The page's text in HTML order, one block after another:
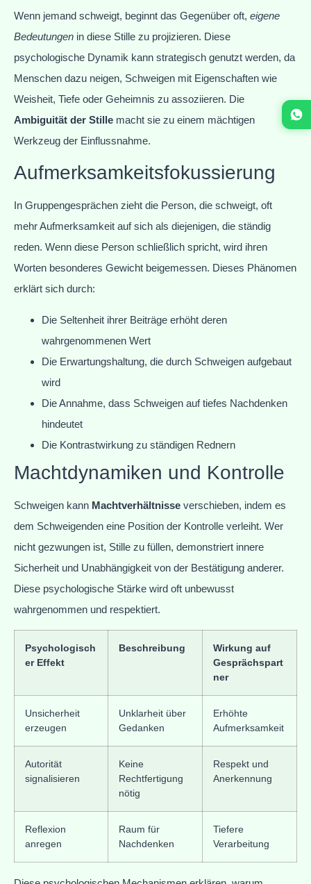
Wenn jemand schweigt, beginnt das Gegenüber oft, eigene
Bedeutungen in diese Stille zu projizieren. Diese
psychologische Dynamik kann strategisch genutzt werden, da
Menschen dazu neigen, Schweigen mit Eigenschaften wie
Weisheit, Tiefe oder Geheimnis zu assoziieren. Die
Ambiguität der Stille macht sie zu einem mächtigen
Werkzeug der Einflussnahme.
Aufmerksamkeitsfokussierung
In Gruppengesprächen zieht die Person, die schweigt, oft
mehr Aufmerksamkeit auf sich als diejenigen, die ständig
reden. Wenn diese Person schließlich spricht, wird ihren
Worten besonderes Gewicht beigemessen. Dieses Phänomen
erklärt sich durch:
Die Seltenheit ihrer Beiträge erhöht deren
wahrgenommenen Wert
Die Erwartungshaltung, die durch Schweigen aufgebaut
wird
Die Annahme, dass Schweigen auf tiefes Nachdenken
hindeutet
Die Kontrastwirkung zu ständigen Rednern
Machtdynamiken und Kontrolle
Schweigen kann Machtverhältnisse verschieben, indem es
dem Schweigenden eine Position der Kontrolle verleiht. Wer
nicht gezwungen ist, Stille zu füllen, demonstriert innere
Sicherheit und Unabhängigkeit von der Bestätigung anderer.
Diese psychologische Stärke wird oft unbewusst
wahrgenommen und respektiert.
Psychologisch
er Effekt
Beschreibung
Wirkung auf
Gesprächspart
ner
Unsicherheit
erzeugen
Unklarheit über
Gedanken
Erhöhte
Aufmerksamkeit
Autorität
signalisieren
Keine
Rechtfertigung
nötig
Respekt und
Anerkennung
Reflexion
anregen
Raum für
Nachdenken
Tiefere
Verarbeitung